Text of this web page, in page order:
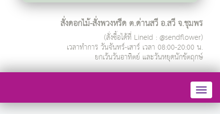
สั่งดอกไม้-สั่งพวงหรีด ต.ด่านสวี อ.สวี จ.ชุมพร
(สั่งซื้อได้ที่ LineId : @sendflower)
เวลาทำการ วันจันทร์-เสาร์ เวลา 08:00-20:00 น.
ยกเว้นวันอาทิตย์ และวันหยุดนักขัตฤกษ์